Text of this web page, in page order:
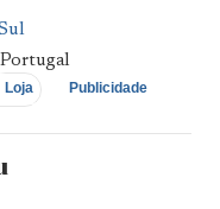
Loja Publicidade